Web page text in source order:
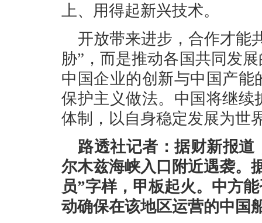
上、用得起新兴技术。
开放带来进步，合作才能
胁”，而是推动各国共同发
中国企业的创新与中国产
保护主义做法。中国将继
体制，以自身稳定发展为世
路透社记者：据财新报
尔木兹海峡入口附近遇袭。
员”字样，甲板起火。中方
动确保在该地区运营的中国